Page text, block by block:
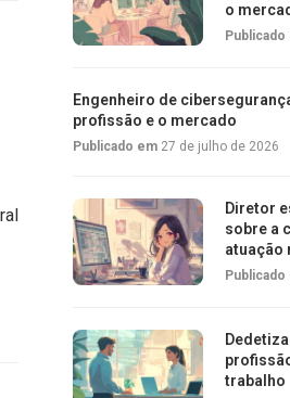
o
Publicado
Engenheiro de
profissão e o mercado
Publicado em 27 de julho de 2026
Diretor
sobre a
atuação
Publicado
trabalho